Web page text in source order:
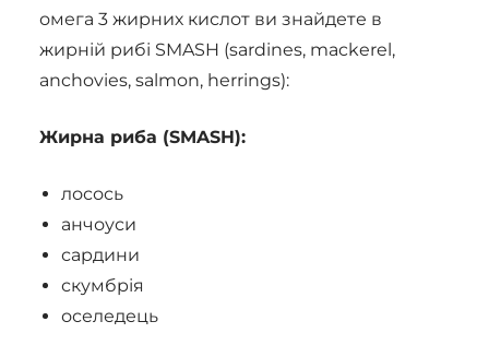
омега 3 жирних кислот ви знайдете в
жирній рибі SMASH (sardines, mackerel,
anchovies, salmon, herrings):
Жирна риба (SMASH):
лосось
анчоуси
сардини
скумбрія
оселедець